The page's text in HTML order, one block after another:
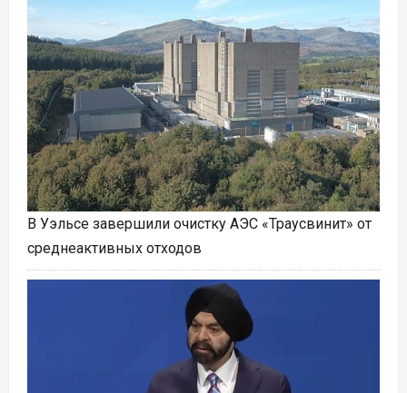
В Уэльсе завершили очистку АЭС «Траусвинит» от
среднеактивных отходов